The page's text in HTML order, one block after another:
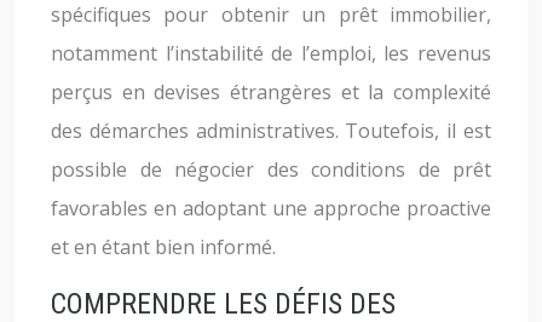
spécifiques pour obtenir un prêt immobilier,
notamment l’instabilité de l’emploi, les revenus
perçus en devises étrangères et la complexité
des démarches administratives. Toutefois, il est
possible de négocier des conditions de prêt
favorables en adoptant une approche proactive
et en étant bien informé.
COMPRENDRE LES DÉFIS DES